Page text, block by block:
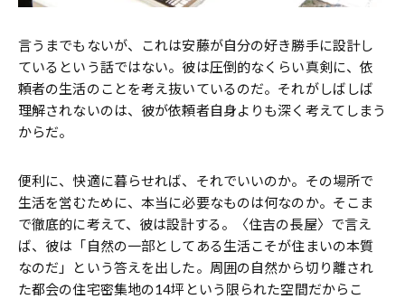
言うまでもないが、これは安藤が自分の好き勝手に設計し
ているという話ではない。彼は圧倒的なくらい真剣に、依
頼者の生活のことを考え抜いているのだ。それがしばしば
理解されないのは、彼が依頼者自身よりも深く考えてしまう
からだ。
便利に、快適に暮らせれば、それでいいのか。その場所で
生活を営むために、本当に必要なものは何なのか。そこま
で徹底的に考えて、彼は設計する。〈住吉の長屋〉で言え
ば、彼は「自然の一部としてある生活こそが住まいの本質
なのだ」という答えを出した。周囲の自然から切り離され
た都会の住宅密集地の14坪という限られた空間だからこ